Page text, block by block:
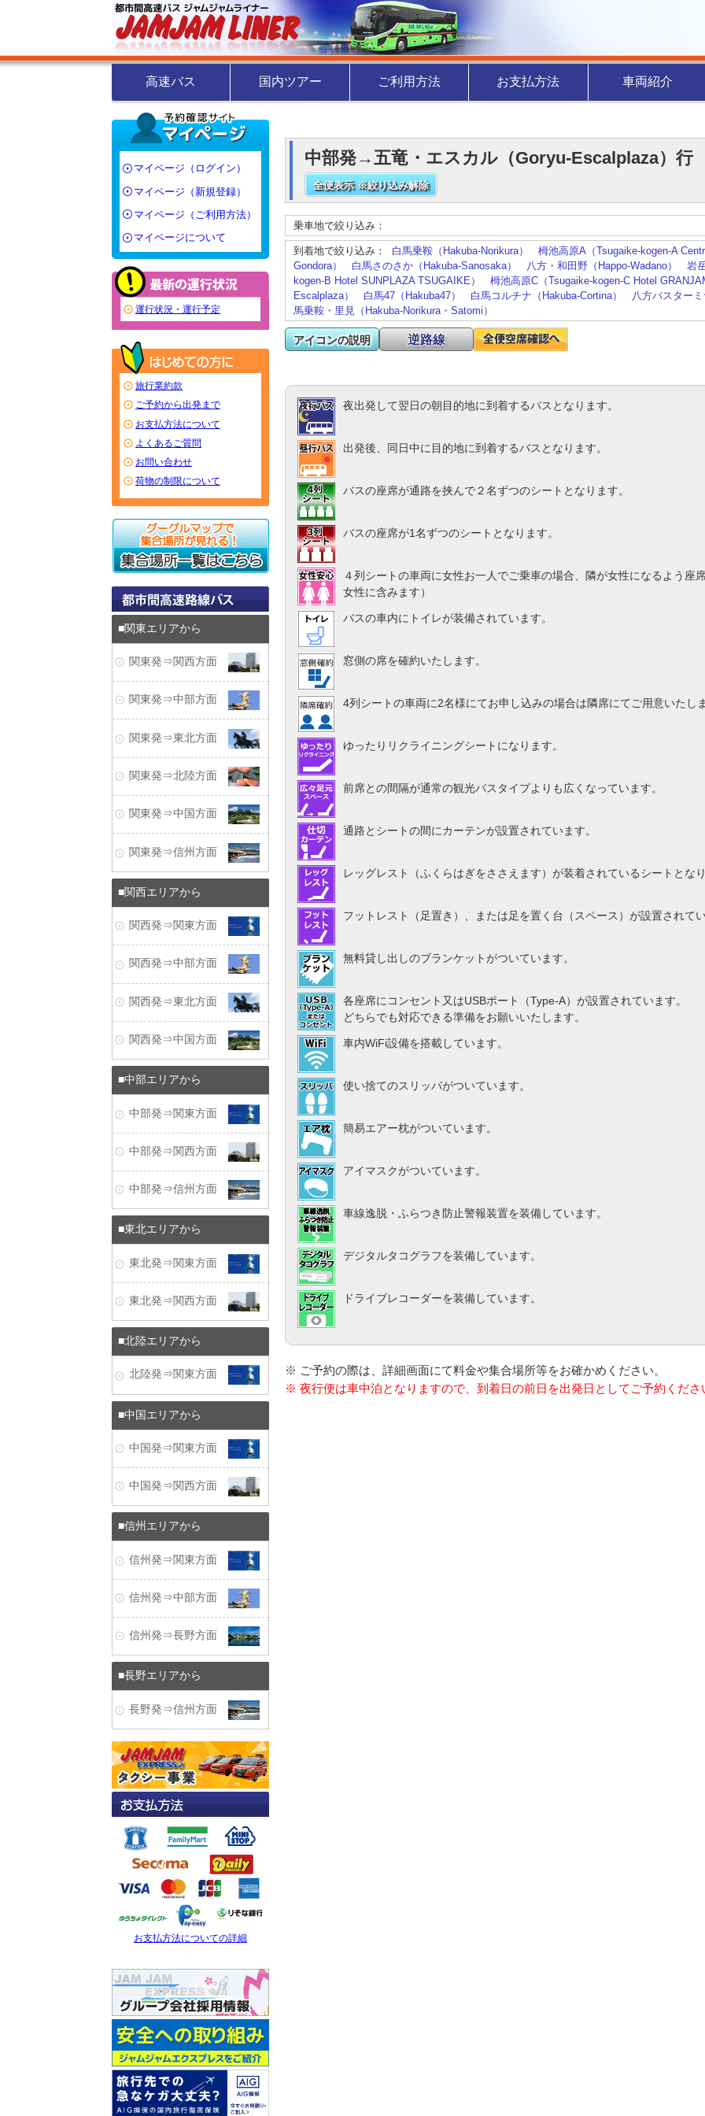
高速バス 国内ツアー ご利用方法 お支払方法 車両紹介
中部発→五竜・エスカル（Goryu-Escalplaza）
全便表示 ※絞り込み解除
乗車地で絞り込み：
到着地で絞り込み： 白馬乗鞍（Hakuba-Norikura）
栂池高原A（Tsugaike-kogen-A
Gondora）
白馬さのさか（Hakuba-Sanosaka） 八方・和田野（Happo-Wadano）
岩
kogen-B Hotel SUNPLAZA TSUGAIKE）
栂池高原C（Tsugaike-kogen-C Hotel
Escalplaza）
白馬47（Hakuba47） 白馬コルチナ（Hakuba-Cortina）
八方バスター
馬乗鞍・里見（Hakuba-Norikura・Satomi）
アイコンの説明 逆路線
夜出発して翌日の朝目的地に到着するバスとなります。
出発後、同日中に目的地に到着するバスとなります。
バスの座席が通路を挟んで２名ずつのシートとなります。
バスの座席が1名ずつのシートとなります。
４列シートの車両に女性お一人でご乗車の場合、隣が女性になるよう座
女性に含みます）
バスの車内にトイレが装備されています。
窓側の席を確約いたします。
4列シートの車両に2名様にてお申し込みの場合は隣席にてご用意いたし
ゆったりリクライニングシートになります。
前席との間隔が通常の観光バスタイプよりも広くなっています。
通路とシートの間にカーテンが設置されています。
レッグレスト（ふくらはぎをささえます）が装着されているシートとな
フットレスト（足置き）、または足を置く台（スペース）が設置されて
無料貸し出しのブランケットがついています。
各座席にコンセント又はUSBポート（Type-A）が設置されています。
どちらでも対応できる準備をお願いいたします。
車内WiFi設備を搭載しています。
使い捨てのスリッパがついています。
簡易エアー枕がついています。
アイマスクがついています。
車線逸脱・ふらつき防止警報装置を装備しています。
デジタルタコグラフを装備しています。
ドライブレコーダーを装備しています。
※ ご予約の際は、詳細画面にて料金や集合場所等をお確かめください。
※ 夜行便は車中泊となりますので、到着日の前日を出発日としてご予約くださ
マイページ（ログイン）
マイページ（新規登録）
マイページ（ご利用方法）
マイページについて
運行状況・運行予定
旅行業約款
ご予約から出発まで
お支払方法について
よくあるご質問
お問い合わせ
荷物の制限について
関東エリアから
関東発⇒関西方面
関東発⇒中部方面
関東発⇒東北方面
関東発⇒北陸方面
関東発⇒中国方面
関東発⇒信州方面
関西エリアから
関西発⇒関東方面
関西発⇒中部方面
関西発⇒東北方面
関西発⇒中国方面
中部エリアから
中部発⇒関東方面
中部発⇒関西方面
中部発⇒信州方面
東北エリアから
東北発⇒関東方面
東北発⇒関西方面
北陸エリアから
北陸発⇒関東方面
中国エリアから
中国発⇒関東方面
中国発⇒関西方面
信州エリアから
信州発⇒関東方面
信州発⇒中部方面
信州発⇒長野方面
長野エリアから
長野発⇒信州方面
お支払方法についての詳細